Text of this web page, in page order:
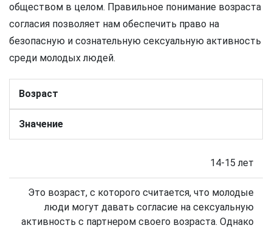
обществом в целом. Правильное понимание возраста
согласия позволяет нам обеспечить право на
безопасную и сознательную сексуальную активность
среди молодых людей.
Возраст
Значение
14-15 лет
Это возраст, с которого считается, что молодые
люди могут давать согласие на сексуальную
активность с партнером своего возраста. Однако